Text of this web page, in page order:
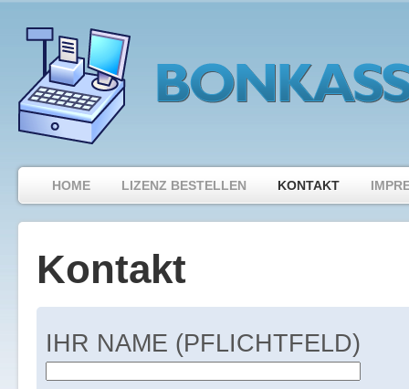
HOME LIZENZ BESTELLEN KONTAKT
Kontakt
IHR NAME (PFLICHTFELD)